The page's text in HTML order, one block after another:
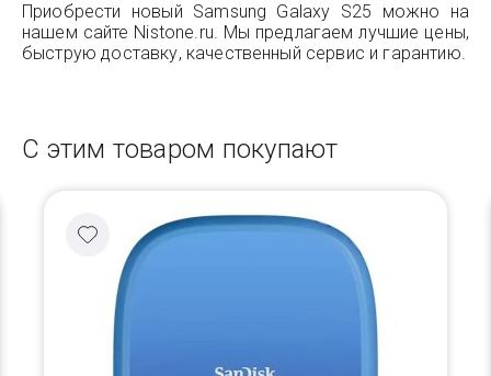
Приобрести новый Samsung Galaxy S25 можно на
нашем сайте Nistone.ru. Мы предлагаем лучшие цены,
быструю доставку, качественный сервис и гарантию.
С этим товаром покупают